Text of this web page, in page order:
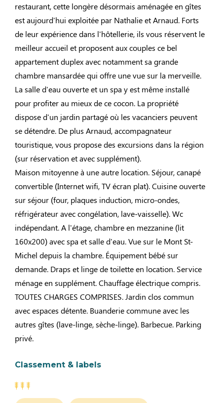
restaurant, cette longère désormais aménagée en gîtes
est aujourd'hui exploitée par Nathalie et Arnaud. Forts
de leur expérience dans l'hôtellerie, ils vous réservent le
meilleur accueil et proposent aux couples ce bel
appartement duplex avec notamment sa grande
chambre mansardée qui offre une vue sur la merveille.
La salle d'eau ouverte et un spa y est même installé
pour profiter au mieux de ce cocon. La propriété
dispose d'un jardin partagé où les vacanciers peuvent
se détendre. De plus Arnaud, accompagnateur
touristique, vous propose des excursions dans la région
(sur réservation et avec supplément).
Maison mitoyenne à une autre location. Séjour, canapé
convertible (Internet wifi, TV écran plat). Cuisine ouverte
sur séjour (four, plaques induction, micro-ondes,
réfrigérateur avec congélation, lave-vaisselle). Wc
indépendant. A l'étage, chambre en mezzanine (lit
160x200) avec spa et salle d'eau. Vue sur le Mont St-
Michel depuis la chambre. Équipement bébé sur
demande. Draps et linge de toilette en location. Service
ménage en supplément. Chauffage électrique compris.
TOUTES CHARGES COMPRISES. Jardin clos commun
avec espaces détente. Buanderie commune avec les
autres gîtes (lave-linge, sèche-linge). Barbecue. Parking
privé.
Classement & labels